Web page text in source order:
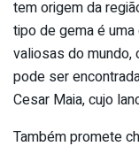
tem origem da
tipo de gema é
valiosas do mundo,
pode ser
Cesar Maia, cujo
Também promete